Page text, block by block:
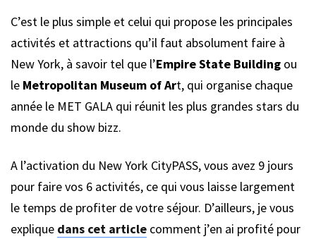
C’est le plus simple et celui qui propose les principales
activités et attractions qu’il faut absolument faire à
New York, à savoir tel que l’Empire State Building ou
le Metropolitan Museum of Art, qui organise chaque
année le MET GALA qui réunit les plus grandes stars du
monde du show bizz.
A l’activation du New York CityPASS, vous avez 9 jours
pour faire vos 6 activités, ce qui vous laisse largement
le temps de profiter de votre séjour. D’ailleurs, je vous
explique dans cet article comment j’en ai profité pour